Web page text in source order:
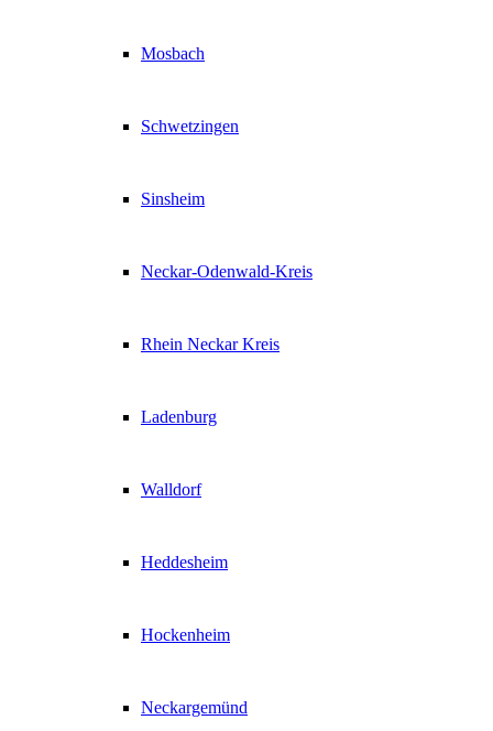
Mosbach
Schwetzingen
Sinsheim
Neckar-Odenwald-Kreis
Rhein Neckar Kreis
Ladenburg
Walldorf
Heddesheim
Hockenheim
Neckargemünd